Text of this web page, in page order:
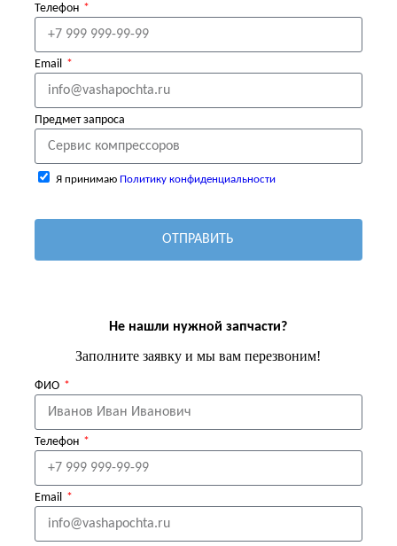
Телефон
Email
Предмет запроса
Я принимаю Политику конфиденциальности
ОТПРАВИТЬ
Не нашли нужной запчасти?
Заполните заявку и мы вам перезвоним!
ФИО
Телефон
Email